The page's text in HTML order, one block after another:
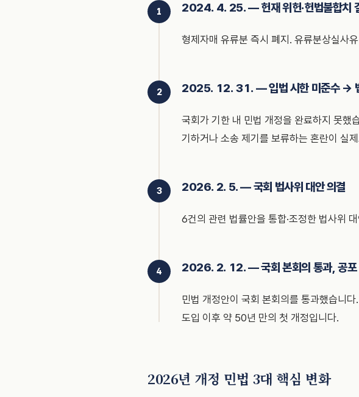
2024. 4. 25. — 헌재 위헌·헌법불합치
형제자매 유류분 즉시 폐지. 유류분상실사
2025. 12. 31. — 입법 시한 미준수 →
국회가 기한 내 민법 개정을 완료하지 못했
기하거나 소송 제기를 보류하는 혼란이 실
2026. 2. 5. — 국회 법사위 대안 의결
6건의 관련 법률안을 통합·조정한 법사위
2026. 2. 12. — 국회 본회의 통과, 공포
민법 개정안이 국회 본회의를 통과했습니
도입 이후 약 50년 만의 첫 개정입니다.
2026년 개정 민법 3대 핵심 변화